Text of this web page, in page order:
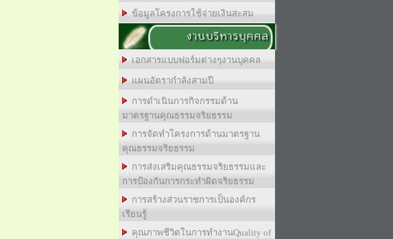
ข้อมูลโครงการใช้จ่ายเงินสะสม
งานบริหารบุคคล
เอกสารแบบฟอร์มต่างๆงานบุคคล
แผนอัตรากำลังสามปี
การดำเนินการกิจกรรมด้าน
มาตรฐานคุณธรรมจริยธรรม
การจัดทำโครงการด้านมาตรฐาน
คุณธรรมจริยธรรม
การส่งเสริมคุณธรรมจริยธรรมและ
การป้องกันการกระทำผิดจริยธรรม
การสร้างส่วนราชการเป็นองค์กร
เรียนรู้
คุณภาพชีวิตในการทำงานQuality of